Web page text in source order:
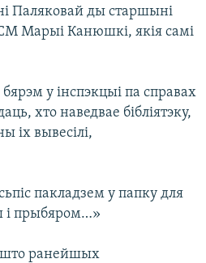
Паляковай ды старшыні
Марыі Канюшкі, якія самі
у інспэкцыі па справах
хто наведвае бібліятэку,
іх вывесілі,
пакладзем у папку для
і прыбяром…»
што ранейшых